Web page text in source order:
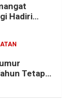
Hadiri
Tahun di
Tetap